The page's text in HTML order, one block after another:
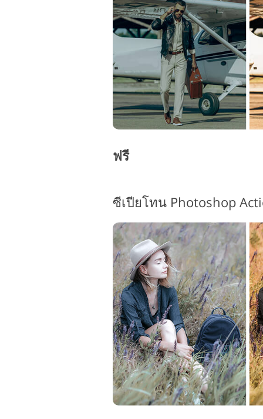
ฟรี
ซีเปียโทน Photoshop